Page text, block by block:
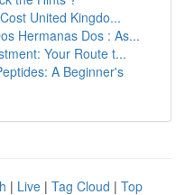
United Kingdo...
Hermanas Dos : As...
Your Route t...
A Beginner's
| Live | Tag Cloud | Top